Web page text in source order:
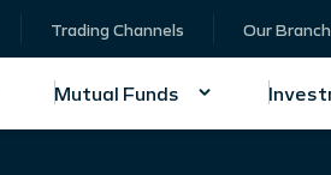
Trading Channels Our
Mutual Funds